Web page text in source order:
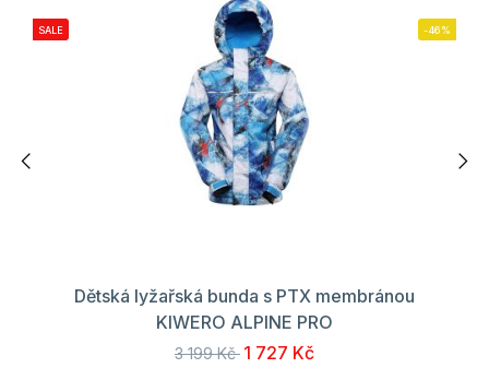
SALE -46%
Dětská lyžařská bunda s PTX membránou
KIWERO ALPINE PRO
3 199 Kč 1 727 Kč